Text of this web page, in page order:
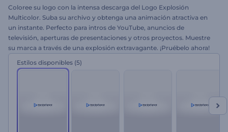
Coloree su logo con la intensa descarga del Logo Explosión
Multicolor. Suba su archivo y obtenga una animación atractiva en
un instante. Perfecto para intros de YouTube, anuncios de
televisión, aperturas de presentaciones y otros proyectos. Muestre
su marca a través de una explosión extravagante. ¡Pruébelo ahora!
Estilos disponibles (5)